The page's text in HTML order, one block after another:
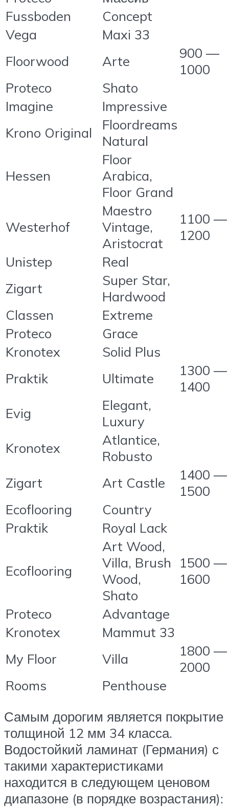
Fussboden
Concept
Vega
Maxi 33
Floorwood
Arte
900 —
1000
Proteco
Shato
Imagine
Impressive
Krono Original
Floordreams
Natural
Hessen
Floor
Arabica,
Floor Grand
Westerhof
Maestro
Vintage,
Aristocrat
1100 —
1200
Unistep
Real
Zigart
Super Star,
Hardwood
Classen
Extreme
Proteco
Grace
Kronotex
Solid Plus
Praktik
Ultimate
1300 —
1400
Evig
Elegant,
Luxury
Kronotex
Atlantice,
Robusto
Zigart
Art Castle
1400 —
1500
Ecoflooring
Country
Praktik
Royal Lack
Ecoflooring
Art Wood,
Villa, Brush
Wood,
Shato
1500 —
1600
Proteco
Advantage
Kronotex
Mammut 33
My Floor
Villa
1800 —
2000
Rooms
Penthouse
Самым дорогим является покрытие
толщиной 12 мм 34 класса.
Водостойкий ламинат (Германия) с
такими характеристиками
находится в следующем ценовом
диапазоне (в порядке возрастания):